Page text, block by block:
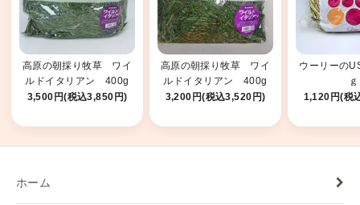
高原の朝採り牧草 ワイ
ルドイタリアン 400g
2025
3,500円(税込3,850円)
高原の朝採り牧草 ワイ
ルドイタリアン 400g
2026
3,200円(税込3,520円)
ウーリーの
ｇ
1,120円(税
ホーム